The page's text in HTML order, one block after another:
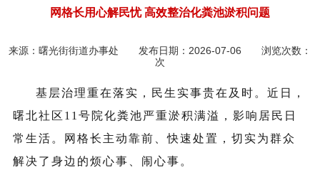
网格长用心解民忧 高效整治化粪池淤积问题
来源： 曙光街街道办事处 发布日期： 2026-07-06 浏览次数：
次
基层治理重在落实，民生实事贵在及时。近日，
曙北社区11号院化粪池严重淤积满溢，影响居民日
常生活。网格长主动靠前、快速处置，切实为群众
解决了身边的烦心事、闹心事。